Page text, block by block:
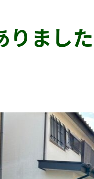
ました